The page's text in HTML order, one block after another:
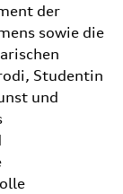
der
sowie die
Studentin
und